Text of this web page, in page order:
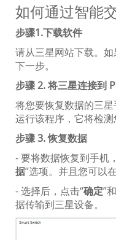
如何通过智能
步骤1.下载软件
请从三星网站下载。
下一步。
步骤 2. 将三星连接到
将您要恢复数据的三
运行该程序，它将检测
步骤 3. 恢复数据
- 要将数据恢复到手机
据”选项。并且您可以
- 选择后，点击“确定”
据传输到三星设备。